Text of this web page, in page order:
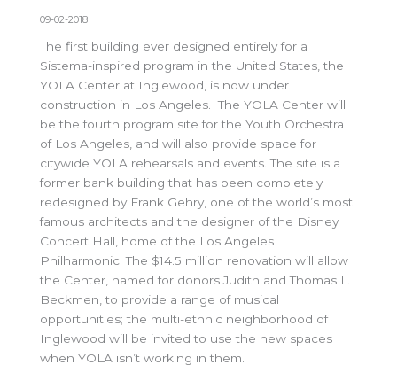
09-02-2018
The first building ever designed entirely for a
Sistema-inspired program in the United States, the
YOLA Center at Inglewood, is now under
construction in Los Angeles. The YOLA Center will
be the fourth program site for the Youth Orchestra
of Los Angeles, and will also provide space for
citywide YOLA rehearsals and events. The site is a
former bank building that has been completely
redesigned by Frank Gehry, one of the world’s most
famous architects and the designer of the Disney
Concert Hall, home of the Los Angeles
Philharmonic. The $14.5 million renovation will allow
the Center, named for donors Judith and Thomas L.
Beckmen, to provide a range of musical
opportunities; the multi-ethnic neighborhood of
Inglewood will be invited to use the new spaces
when YOLA isn’t working in them.